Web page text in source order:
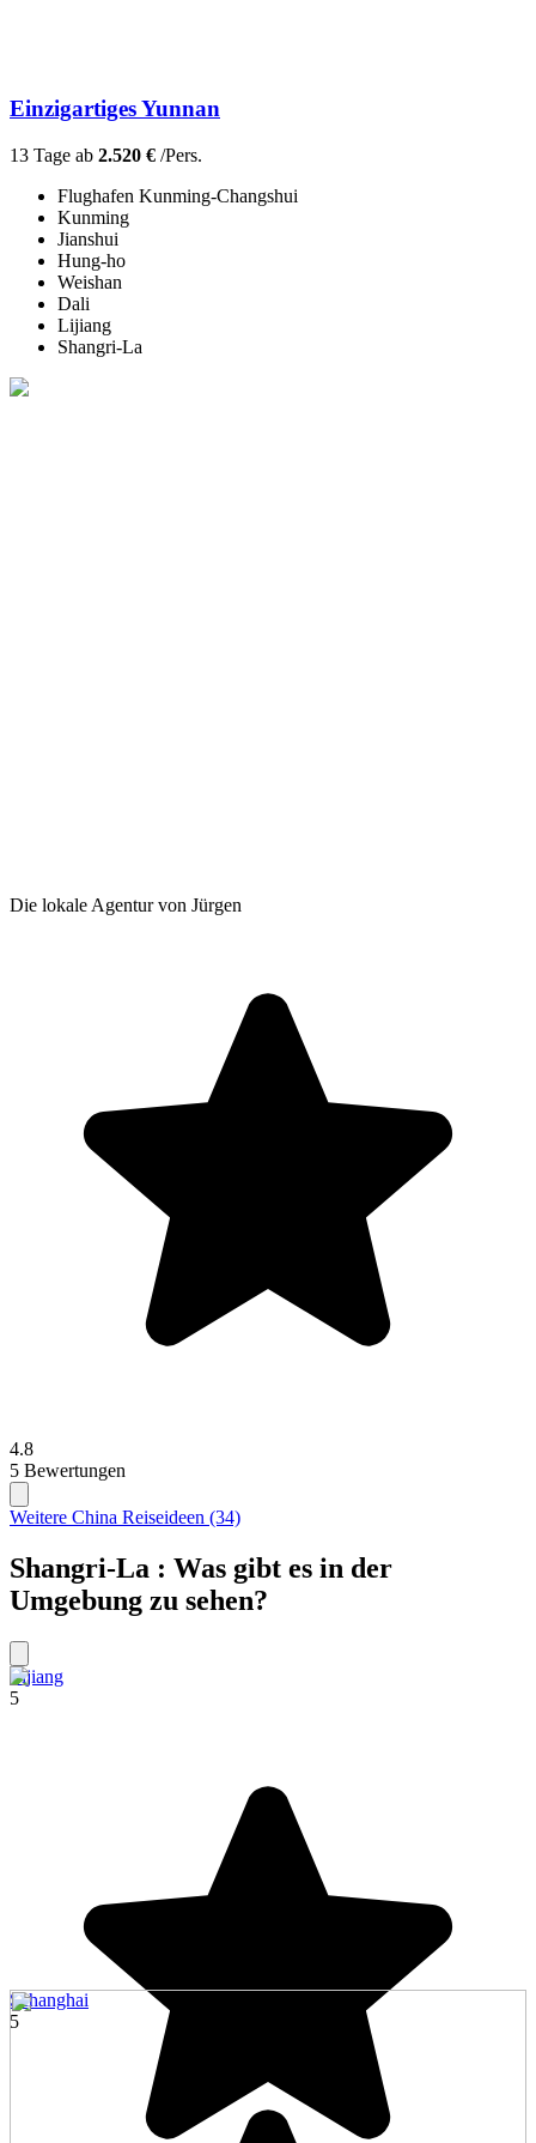
Einzigartiges Yunnan
13 Tage ab 2.520 € /Pers.
Flughafen Kunming-Changshui
Kunming
Jianshui
Hung-ho
Weishan
Dali
Lijiang
Shangri-La
Die lokale Agentur von Jürgen
4.8
5 Bewertungen
Weitere China Reiseideen (34)
Shangri-La : Was gibt es in der
Umgebung zu sehen?
Lijiang
5
Schanghai
5